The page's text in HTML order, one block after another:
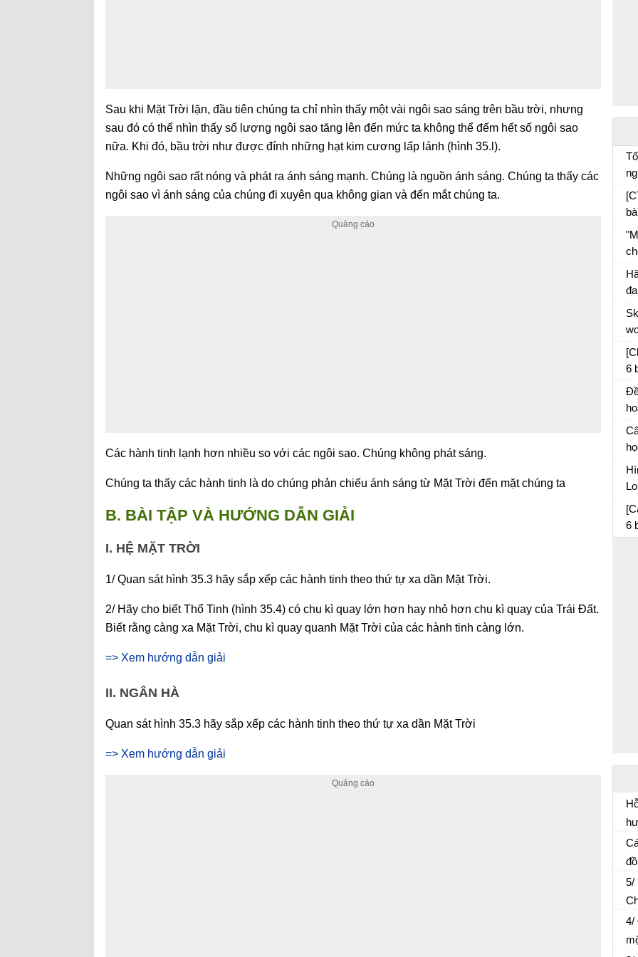
Sau khi Mặt Trời lặn, đầu tiên chúng ta chỉ nhìn thấy một vài ngôi sao sáng trên bầu trời, nhưng
sau đó có thể nhìn thấy số lượng ngôi sao tăng lên đến mức ta không thể đếm hết số ngôi sao
nữa. Khi đó, bầu trời như được đính những hạt kim cương lấp lánh (hình 35.l).
Những ngôi sao rất nóng và phát ra ánh sáng mạnh. Chúng là nguồn ánh sáng. Chúng ta thấy các
ngôi sao vì ánh sáng của chúng đi xuyên qua không gian và đến mắt chúng ta.
Các hành tinh lạnh hơn nhiều so với các ngôi sao. Chúng không phát sáng.
Chúng ta thấy các hành tinh là do chúng phản chiếu ánh sáng từ Mặt Trời đến mặt chúng ta
B. BÀI TẬP VÀ HƯỚNG DẪN GIẢI
I. HỆ MẶT TRỜI
1/ Quan sát hình 35.3 hãy sắp xếp các hành tinh theo thứ tự xa dần Mặt Trời.
2/ Hãy cho biết Thổ Tinh (hình 35.4) có chu kì quay lớn hơn hay nhỏ hơn chu kì quay của Trái Đất.
Biết rằng càng xa Mặt Trời, chu kì quay quanh Mặt Trời của các hành tinh càng lớn.
=> Xem hướng dẫn giải
II. NGÂN HÀ
Quan sát hình 35.3 hãy sắp xếp các hành tinh theo thứ tự xa dần Mặt Trời
=> Xem hướng dẫn giải
đó
6
6
5/
4/